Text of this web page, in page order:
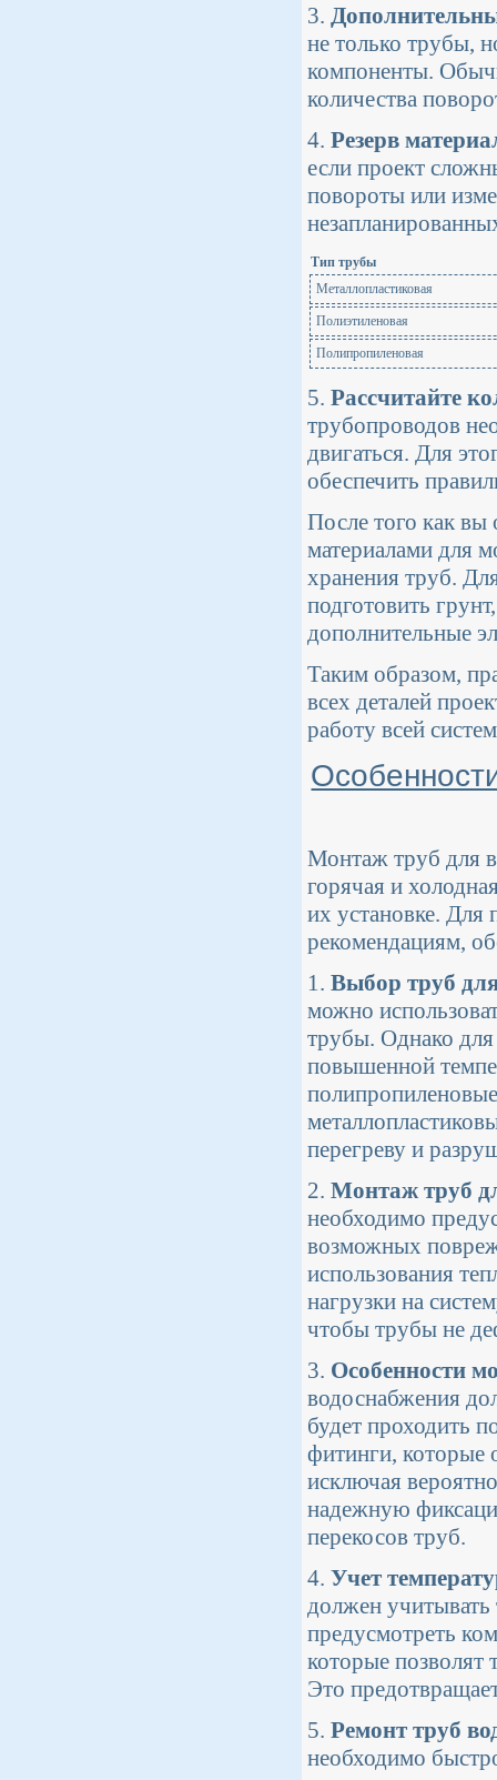
3.
не только трубы,
компоненты.
количества
4. Резерв
если проект
повороты или
Тип трубы
Металлопластиковая
Полиэтиленовая
Полипропиленовая
5. Рассчитайте
трубопроводов
двигаться. Для
обеспечить
После того как вы
материалами для
хранения труб.
подготовить
дополнительные
Таким образом,
всех деталей
работу всей
Монтаж труб для
горячая и
их установке. Для
рекомендациям,
1. Выбор труб
можно
трубы. Однако
повышенной
перегреву и
2. Монтаж труб
необходимо
возможных
использования
нагрузки на
чтобы трубы не
3. Особенности
водоснабжения
будет проходить
фитинги, которые
исключая
надежную
перекосов труб.
4. Учет
должен
предусмотреть
которые позволят
Это
5. Ремонт труб
необходимо